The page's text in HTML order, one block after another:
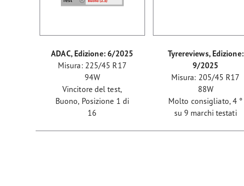
ADAC, Edizione: 6/2025
Misura: 225/45 R17
94W
Vincitore del test,
Buono, Posizione 1 di
16
Tyrereviews, Edizione:
9/2025
Misura: 205/45 R17
88W
Molto consigliato, 4 °
su 9 marchi testati